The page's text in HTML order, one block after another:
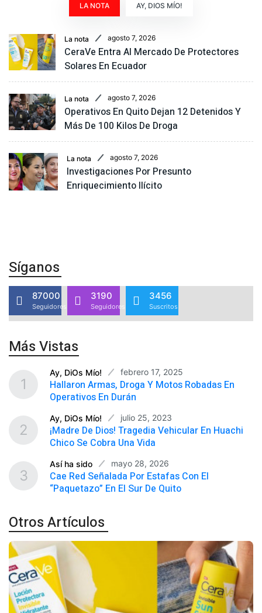
LA NOTA AY, DIOS MÍO!
La nota agosto 7, 2026
CeraVe Entra Al Mercado De Protectores
Solares En Ecuador
La nota agosto 7, 2026
Operativos En Quito Dejan 12 Detenidos Y
Más De 100 Kilos De Droga
La nota agosto 7, 2026
Investigaciones Por Presunto
Enriquecimiento Ilícito
Síganos
87000
Seguidores
3190
Seguidores
3456
Suscritos
Más Vistas
Ay, DiOs Mío! febrero 17, 2025
Hallaron Armas, Droga Y Motos Robadas En
Operativos En Durán
1
Ay, DiOs Mío! julio 25, 2023
¡Madre De Dios! Tragedia Vehicular En Huachi
Chico Se Cobra Una Vida
2
Así ha sido mayo 28, 2026
Cae Red Señalada Por Estafas Con El
“paquetazo” En El Sur De Quito
3
Otros Artículos